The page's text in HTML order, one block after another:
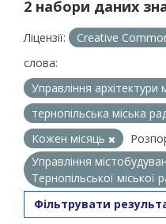
2 набори даних
Ліцензії: Creative
слова:
Управління архітектури
тернопільська міська
Кожен місяць
Управління
Тернопільської міської
Фільтрувати